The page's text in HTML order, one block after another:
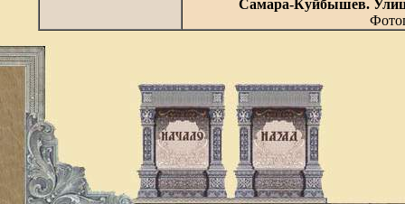
Самара-Куйбышев.